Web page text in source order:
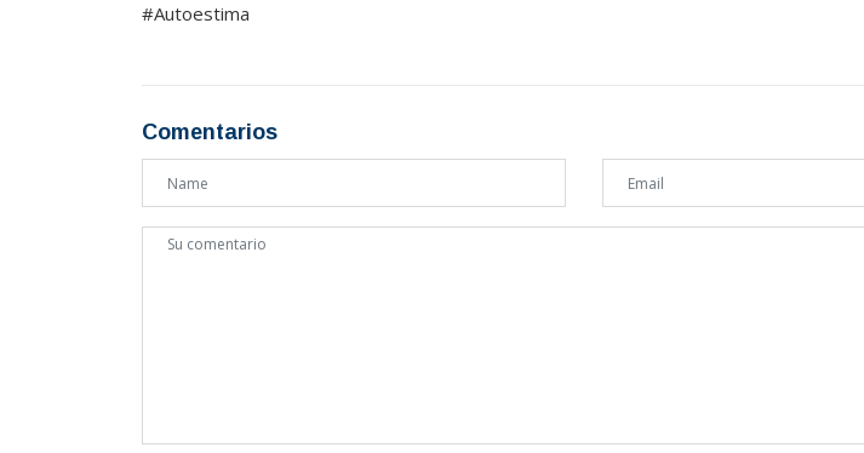
#Autoestima
Comentarios